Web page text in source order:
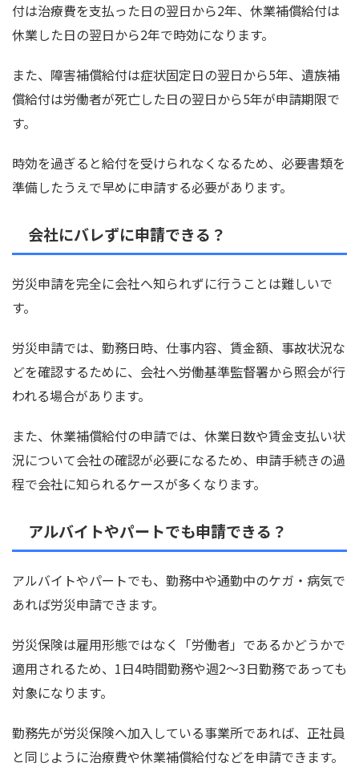
付は治療費を支払った日の翌日から2年、休業補償給付は
休業した日の翌日から2年で時効になります。
また、障害補償給付は症状固定日の翌日から5年、遺族補
償給付は労働者が死亡した日の翌日から5年が申請期限で
す。
時効を過ぎると給付を受けられなくなるため、必要書類を
準備したうえで早めに申請する必要があります。
会社にバレずに申請できる？
労災申請を完全に会社へ知られずに行うことは難しいで
す。
労災申請では、勤務日時、仕事内容、賃金額、事故状況な
どを確認するために、会社へ労働基準監督署から照会が行
われる場合があります。
また、休業補償給付の申請では、休業日数や賃金支払い状
況について会社の確認が必要になるため、申請手続きの過
程で会社に知られるケースが多くなります。
アルバイトやパートでも申請できる？
アルバイトやパートでも、勤務中や通勤中のケガ・病気で
あれば労災申請できます。
労災保険は雇用形態ではなく「労働者」であるかどうかで
適用されるため、1日4時間勤務や週2〜3日勤務であっても
対象になります。
勤務先が労災保険へ加入している事業所であれば、正社員
と同じように治療費や休業補償給付などを申請できます。